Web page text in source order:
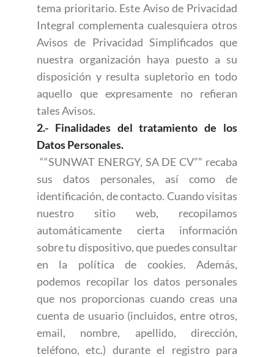
tema prioritario. Este Aviso de Privacidad
Integral complementa cualesquiera otros
Avisos de Privacidad Simplificados que
nuestra organización haya puesto a su
disposición y resulta supletorio en todo
aquello que expresamente no refieran
tales Avisos.
2.- Finalidades del tratamiento de los
Datos Personales.
““SUNWAT ENERGY, SA DE CV”” recaba
sus datos personales, así como de
identificación, de contacto. Cuando visitas
nuestro sitio web, recopilamos
automáticamente cierta información
sobre tu dispositivo, que puedes consultar
en la política de cookies. Además,
podemos recopilar los datos personales
que nos proporcionas cuando creas una
cuenta de usuario (incluidos, entre otros,
email, nombre, apellido, dirección,
teléfono, etc.) durante el registro para